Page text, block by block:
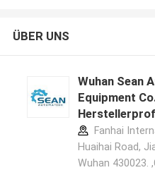
ÜBER UNS
Wuhan Sean
Equipment
Fanhai
Huaihai Road,
Wuhan 430023.